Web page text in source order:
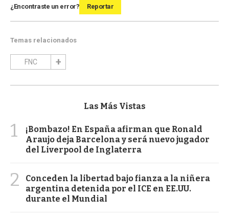
¿Encontraste un error? Reportar
Temas relacionados
FNC
Las Más Vistas
1
¡Bombazo! En España afirman que Ronald
Araujo deja Barcelona y será nuevo jugador
del Liverpool de Inglaterra
2
Conceden la libertad bajo fianza a la niñera
argentina detenida por el ICE en EE.UU.
durante el Mundial